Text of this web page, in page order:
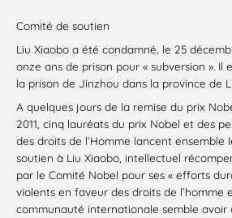
Comité de soutien
Liu Xiaobo a été condamné, le 25
onze ans de prison pour « subversion ». Il
la prison de Jinzhou dans la province de
A quelques jours de la remise du prix
2011, cinq lauréats du prix Nobel et des
des droits de l’Homme lancent ensemble
soutien à Liu Xiaobo, intellectuel
par le Comité Nobel pour ses « efforts
violents en faveur des droits de l’homme
communauté internationale semble avoir